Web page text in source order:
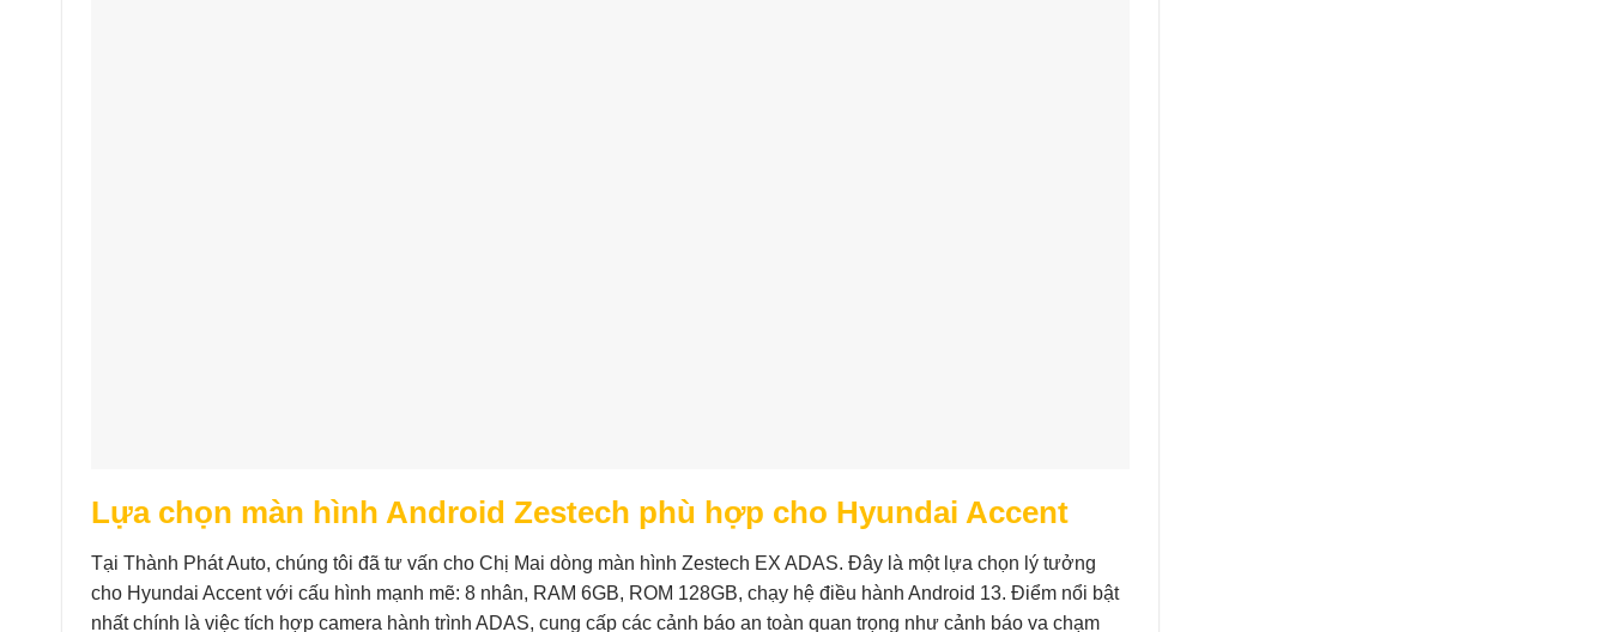
Lựa chọn màn hình Android Zestech phù hợp cho Hyundai Accent
Tại Thành Phát Auto, chúng tôi đã tư vấn cho Chị Mai dòng màn hình Zestech EX ADAS. Đây là một lựa chọn lý tưởng
cho Hyundai Accent với cấu hình mạnh mẽ: 8 nhân, RAM 6GB, ROM 128GB, chạy hệ điều hành Android 13. Điểm nổi bật
nhất chính là việc tích hợp camera hành trình ADAS, cung cấp các cảnh báo an toàn quan trọng như cảnh báo va chạm